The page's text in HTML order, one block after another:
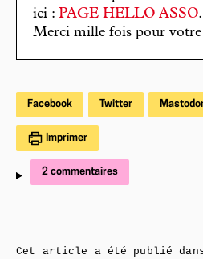
ici : PAGE HELLO ASSO.
Merci mille fois pour votre
Facebook Twitter
Imprimer
2 commentaires
Cet article a été publié